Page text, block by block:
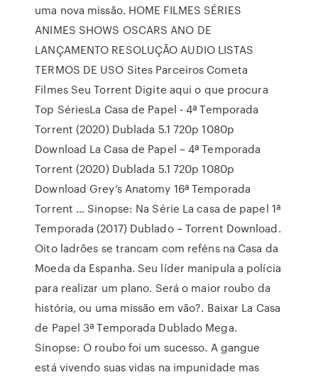
uma nova missão. HOME FILMES SÉRIES
ANIMES SHOWS OSCARS ANO DE
LANÇAMENTO RESOLUÇÃO AUDIO LISTAS
TERMOS DE USO Sites Parceiros Cometa
Filmes Seu Torrent Digite aqui o que procura
Top SériesLa Casa de Papel - 4ª Temporada
Torrent (2020) Dublada 5.1 720p 1080p
Download La Casa de Papel – 4ª Temporada
Torrent (2020) Dublada 5.1 720p 1080p
Download Grey’s Anatomy 16ª Temporada
Torrent … Sinopse: Na Série La casa de papel 1ª
Temporada (2017) Dublado – Torrent Download.
Oito ladrões se trancam com reféns na Casa da
Moeda da Espanha. Seu líder manipula a polícia
para realizar um plano. Será o maior roubo da
história, ou uma missão em vão?. Baixar La Casa
de Papel 3ª Temporada Dublado Mega.
Sinopse: O roubo foi um sucesso. A gangue
está vivendo suas vidas na impunidade mas